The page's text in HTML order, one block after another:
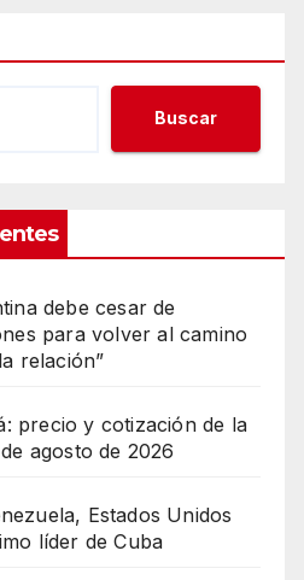
Buscar
debe cesar de
para volver al camino
relación”
precio y cotización de la
agosto de 2026
Estados Unidos
líder de Cuba